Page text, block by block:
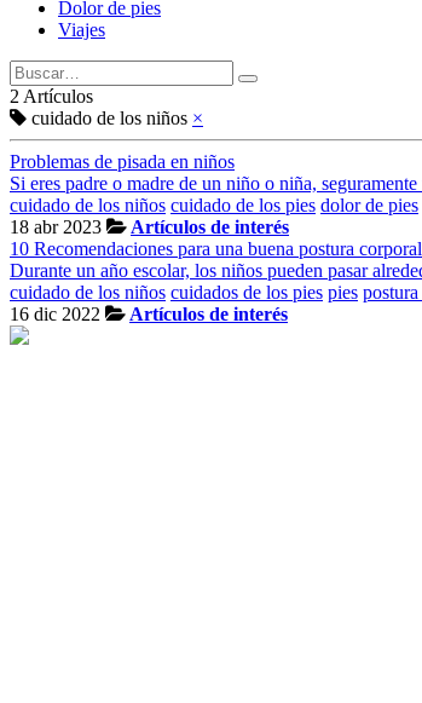
Dolor de pies
Viajes
2 Artículos
cuidado de los niños ×
Problemas de pisada en niños
Si eres padre o madre de un niño o niña,
cuidado de los niños cuidado de los pies dolor de pies
18 abr 2023
Artículos de interés
10 Recomendaciones para una buena postura
Durante un año escolar, los niños pueden pasar
cuidado de los niños cuidados de los pies pies
16 dic 2022
Artículos de interés